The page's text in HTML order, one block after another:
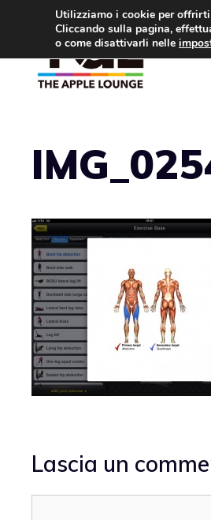
contenuto
Lascia un
Utilizziamo i cookie per
Cliccando sulla pagina,
o come disattivarli nelle